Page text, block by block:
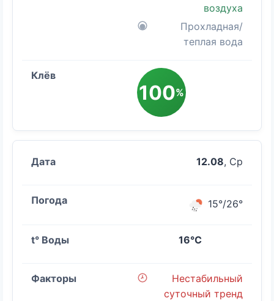
воздуха
Прохладная/
теплая вода
100%
12.08, Ср
15°/26°
16°C
Нестабильный
суточный тренд